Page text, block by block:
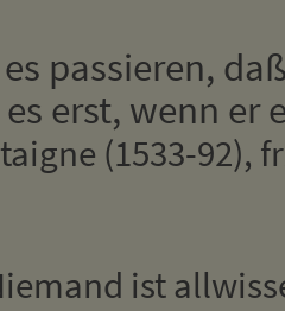
passieren,
erst, wenn er
(1533-92),
ist